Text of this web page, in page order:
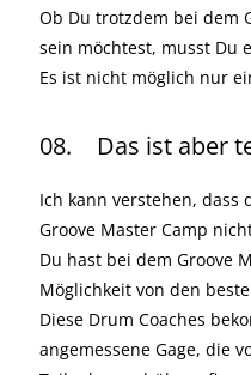
Ob Du trotzdem bei dem
sein möchtest, musst Du
Es ist nicht möglich nur
08. Das ist aber
Ich kann verstehen, dass
Groove Master Camp
Du hast bei dem Groove
Möglichkeit von den
Diese Drum Coaches
angemessene Gage, die